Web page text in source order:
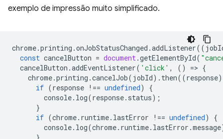
exemplo de impressão muito simplificado.
chrome.printing .onJobStatusChanged .addListener((
const cancelButton = document.getElementById(
cancelButton .addEventListener( 'click' , () => {
chrome.printing .cancelJob( jobId). then((response)
if (response !== undefined)
{
console. log(response. status);
}
if (chrome. runtime. lastError !== undefined)
{
console. log(chrome. runtime. lastError .message